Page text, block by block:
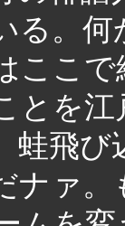
る。
ここ
とを
蛙飛
ナァ